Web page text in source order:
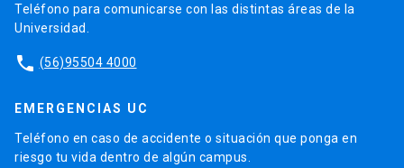
Teléfono para comunicarse con las distintas áreas de la
Universidad.
phone (56)95504 4000
EMERGENCIAS UC
Teléfono en caso de accidente o situación que ponga en
riesgo tu vida dentro de algún campus.